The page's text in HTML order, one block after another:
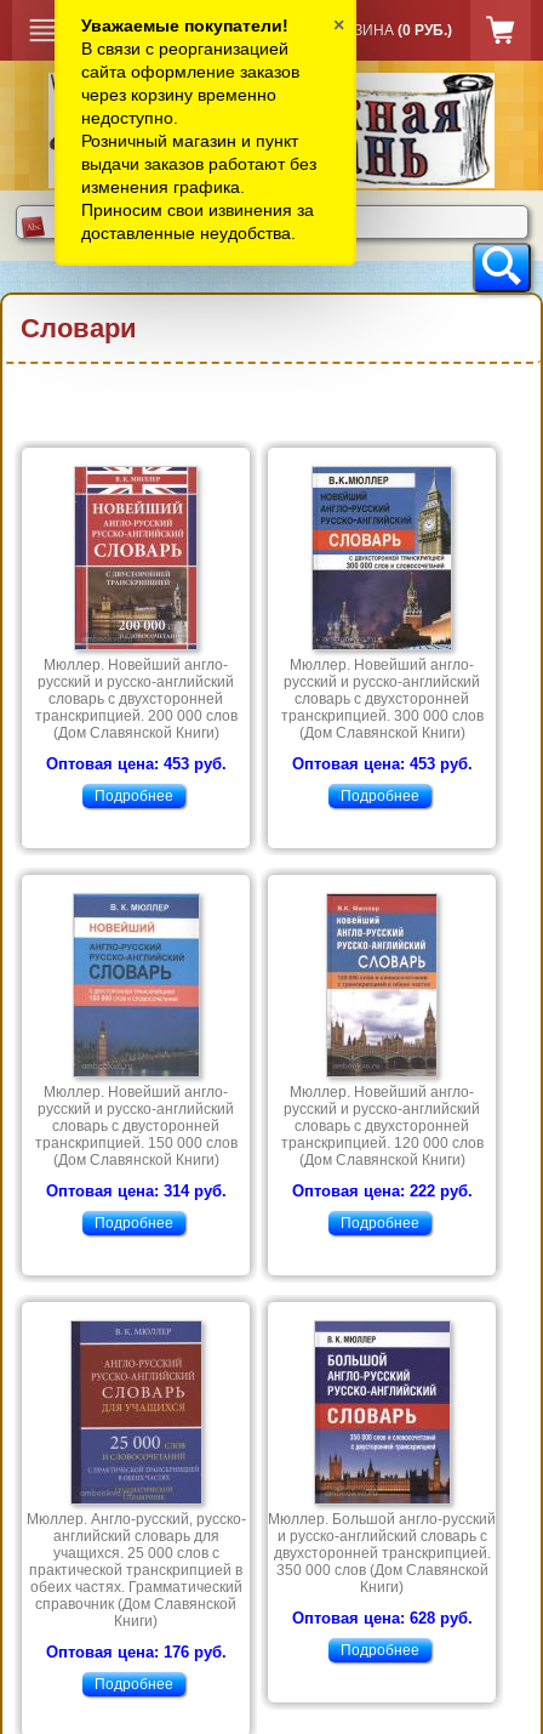
КОРЗИНА (0 РУБ.)
Словари
Мюллер. Новейший англо-
русский и русско-английский
словарь с двухсторонней
транскрипцией. 200 000 слов
(Дом Славянской Книги)
Оптовая цена: 453 руб.
Подробнее
Мюллер. Новейший англо-
русский и русско-английский
словарь с двухсторонней
транскрипцией. 300 000 слов
(Дом Славянской Книги)
Оптовая цена: 453 руб.
Подробнее
Мюллер. Новейший англо-
русский и русско-английский
словарь с двусторонней
транскрипцией. 150 000 слов
(Дом Славянской Книги)
Оптовая цена: 314 руб.
Подробнее
Мюллер. Новейший англо-
русский и русско-английский
словарь с двухсторонней
транскрипцией. 120 000 слов
(Дом Славянской Книги)
Оптовая цена: 222 руб.
Подробнее
Мюллер. Англо-русский, русско-
английский словарь для
учащихся. 25 000 слов с
практической транскрипцией в
обеих частях. Грамматический
справочник (Дом Славянской
Книги)
Оптовая цена: 176 руб.
Подробнее
Мюллер. Большой англо-русский
и русско-английский словарь с
двухсторонней транскрипцией.
350 000 слов (Дом Славянской
Книги)
Оптовая цена: 628 руб.
Подробнее
Уважаемые покупатели!
В связи с реорганизацией
сайта оформление заказов
через корзину временно
недоступно.
Розничный магазин и пункт
выдачи заказов работают без
изменения графика.
Приносим свои извинения за
доставленные неудобства.
×